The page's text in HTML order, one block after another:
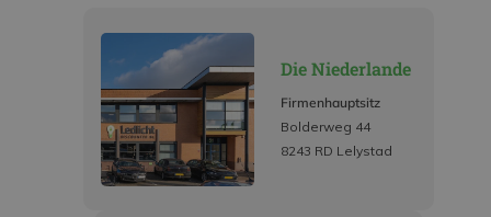
Die Niederlande
Firmenhauptsitz
Bolderweg 44
8243 RD Lelystad